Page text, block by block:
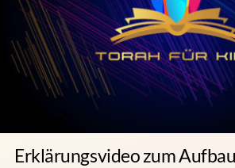
Erklärungsvideo zum